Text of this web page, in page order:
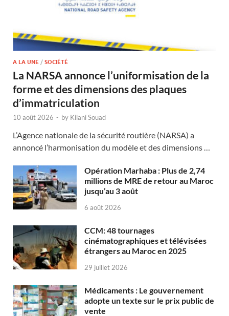
A LA UNE / SOCIÉTÉ
La NARSA annonce l’uniformisation de la
forme et des dimensions des plaques
d’immatriculation
10 août 2026 - by Kilani Souad
L’Agence nationale de la sécurité routière (NARSA) a
annoncé l’harmonisation du modèle et des dimensions …
Opération Marhaba : Plus de 2,74
millions de MRE de retour au Maroc
jusqu’au 3 août
6 août 2026
CCM: 48 tournages
cinématographiques et télévisées
étrangers au Maroc en 2025
29 juillet 2026
Médicaments : Le gouvernement
adopte un texte sur le prix public de
vente